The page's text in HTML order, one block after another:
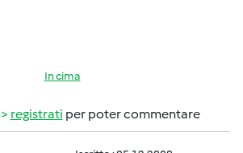
In cima
registrati per poter commentare